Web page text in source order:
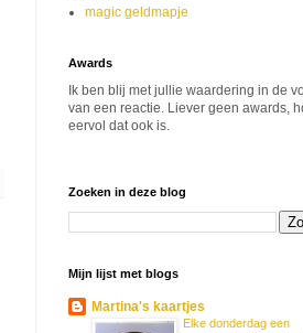
magic geldmapje
Awards
Ik ben blij met jullie waardering in de
van een reactie. Liever geen awards,
eervol dat ook is.
Zoeken in deze blog
Mijn lijst met blogs
Martina's kaartjes
Elke donderdag een